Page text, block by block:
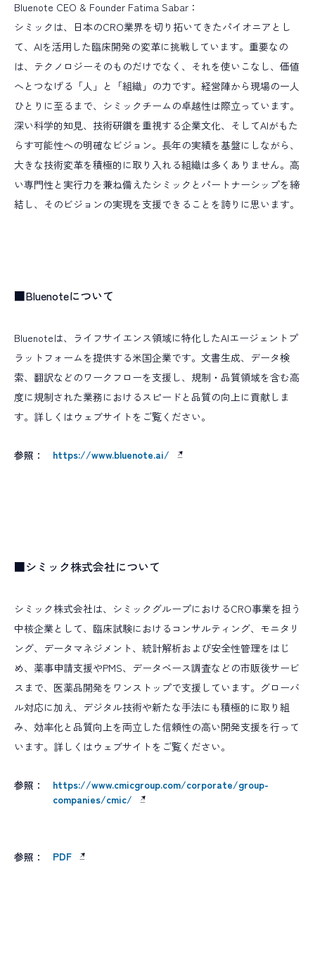
Bluenote CEO & Founder Fatima Sabar：
シミックは、日本のCRO業界を切り拓いてきたパイオニアとし
て、AIを活用した臨床開発の変革に挑戦しています。重要なの
は、テクノロジーそのものだけでなく、それを使いこなし、価値
へとつなげる「人」と「組織」の力です。経営陣から現場の一人
ひとりに至るまで、シミックチームの卓越性は際立っています。
深い科学的知見、技術研鑽を重視する企業文化、そしてAIがもた
らす可能性への明確なビジョン。長年の実績を基盤にしながら、
大きな技術変革を積極的に取り入れる組織は多くありません。高
い専門性と実行力を兼ね備えたシミックとパートナーシップを締
結し、そのビジョンの実現を支援できることを誇りに思います。
■Bluenoteについて
Bluenoteは、ライフサイエンス領域に特化したAIエージェントプ
ラットフォームを提供する米国企業です。文書生成、データ検
索、翻訳などのワークフローを支援し、規制・品質領域を含む高
度に規制された業務におけるスピードと品質の向上に貢献しま
す。詳しくはウェブサイトをご覧ください。
参照： https://www.bluenote.ai/
■シミック株式会社について
シミック株式会社は、シミックグループにおけるCRO事業を担う
中核企業として、臨床試験におけるコンサルティング、モニタリ
ング、データマネジメント、統計解析および安全性管理をはじ
め、薬事申請支援やPMS、データベース調査などの市販後サービ
スまで、医薬品開発をワンストップで支援しています。グローバ
ル対応に加え、デジタル技術や新たな手法にも積極的に取り組
み、効率化と品質向上を両立した信頼性の高い開発支援を行って
います。詳しくはウェブサイトをご覧ください。
参照：
https://www.cmicgroup.com/corporate/group-
companies/cmic/
参照： PDF